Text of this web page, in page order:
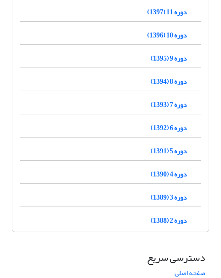
دوره 11 (1397)
دوره 10 (1396)
دوره 9 (1395)
دوره 8 (1394)
دوره 7 (1393)
دوره 6 (1392)
دوره 5 (1391)
دوره 4 (1390)
دوره 3 (1389)
دوره 2 (1388)
دسترسی سریع
صفحه اصلی